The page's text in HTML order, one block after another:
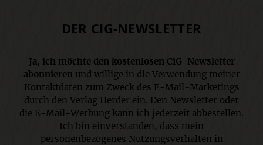
DER CIG-NEWSLETTER
Ja, ich möchte den kostenlosen CiG-Newsletter
abonnierenund willige in die Verwendung meiner
Kontaktdaten zum Zweck des E-Mail-Marketings
durch den Verlag Herder ein. Den Newsletter oder
die E-Mail-Werbung kann ich jederzeit abbestellen.
Ich bin einverstanden, dass mein
personenbezogenes Nutzungsverhalten in